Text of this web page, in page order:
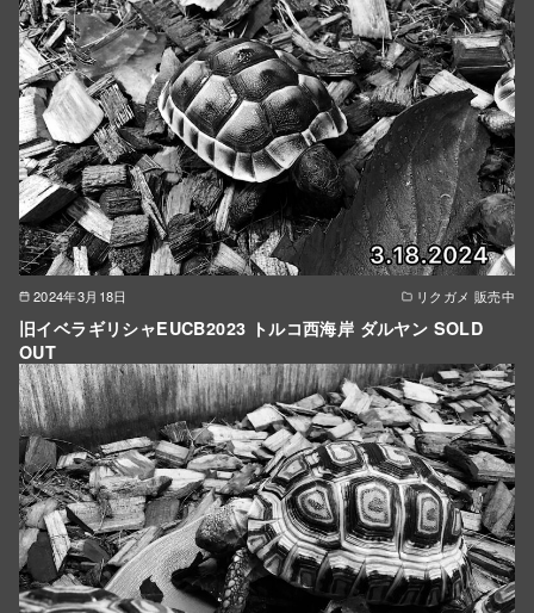
2024年3月18日 リクガメ 販売中
旧イベラギリシャEUCB2023 トルコ西海岸 ダルヤン SOLD
OUT